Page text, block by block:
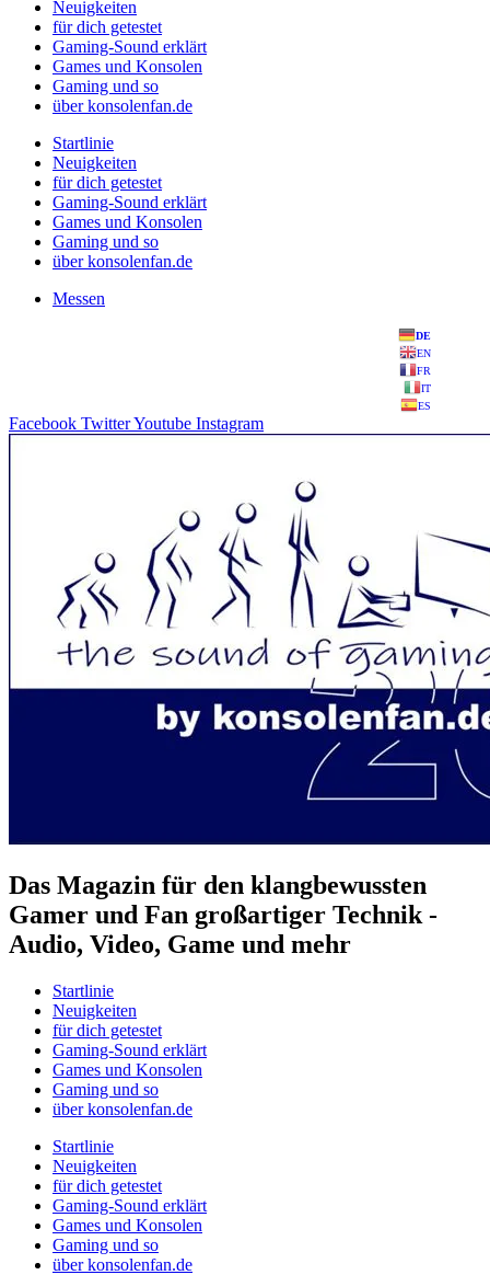
Neuigkeiten
für dich getestet
Gaming-Sound erklärt
Games und Konsolen
Gaming und so
über konsolenfan.de
Startlinie
Neuigkeiten
für dich getestet
Gaming-Sound erklärt
Games und Konsolen
Gaming und so
über konsolenfan.de
Messen
DE
EN
FR
IT
ES
Facebook TwitterYoutube Instagram
Das Magazin für den klangbewussten
Gamer und Fan großartiger Technik -
Audio, Video, Game und mehr
Startlinie
Neuigkeiten
für dich getestet
Gaming-Sound erklärt
Games und Konsolen
Gaming und so
über konsolenfan.de
Startlinie
Neuigkeiten
für dich getestet
Gaming-Sound erklärt
Games und Konsolen
Gaming und so
über konsolenfan.de